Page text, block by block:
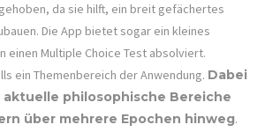
da sie hilft, ein breit gefächertes
Die App bietet sogar ein kleines
einen Multiple Choice Test absolviert.
ein Themenbereich der Anwendung. Dabei
philosophische Bereiche
über mehrere Epochen hinweg.